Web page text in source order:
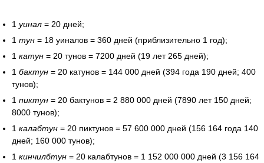
1 уинал = 20 дней;
1 тун = 18 уиналов = 360 дней (приблизительно 1 год);
1 катун = 20 тунов = 7200 дней (19 лет 265 дней);
1 бактун = 20 катунов = 144 000 дней (394 года 190 дней; 400
тунов);
1 пиктун = 20 бактунов = 2 880 000 дней (7890 лет 150 дней;
8000 тунов);
1 калабтун = 20 пиктунов = 57 600 000 дней (156 164 года 140
дней; 160 000 тунов);
1 кинчилбтун = 20 калабтунов = 1 152 000 000 дней (3 156 164